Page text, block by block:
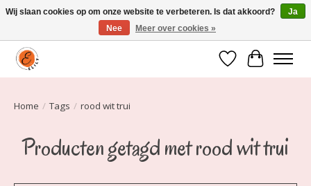
Elily is er om jou te laten stralen! Mode vanaf maat 34 t/m 54
Verlanglijst
Home / Tags / rood wit trui
Producten getagd met rood wit trui
Wij slaan cookies op om onze website te verbeteren. Is dat akkoord?
Ja
Nee
Meer over cookies »